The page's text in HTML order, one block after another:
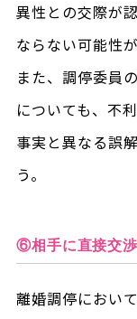
異性との交際が
ならない可能性が
また、調停委員
についても、不
事実と異なる誤
う。
⑥相手に直接交
離婚調停におい